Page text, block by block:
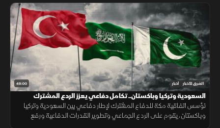
49:00 الشرق للأخبار أخبار
السعودية وتركيا وباكستان.. تكامل دفاعي يعزز الردع المشترك
تؤسس اتفاقية مكة للدفاع المشترك لإطار دفاعي بين السعودية وتركيا
وباكستان، يقوم على الردع الجماعي وتطوير القدرات الدفاعية ورفع